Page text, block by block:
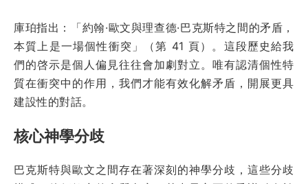
庫珀指出：「約翰·歐文與理查德·巴克斯特之間的矛盾，
本質上是一場個性衝突」（第 41 頁）。這段歷史給我
們的啓示是個人偏見往往會加劇對立。唯有認清個性特
質在衝突中的作用，我們才能有效化解矛盾，開展更具
建設性的對話。
核心神學分歧
巴克斯特與歐文之間存在著深刻的神學分歧，這些分歧